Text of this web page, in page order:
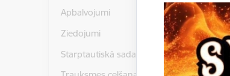
Apbalvojumi
Ziedojumi
Starptautiskā sadarbība